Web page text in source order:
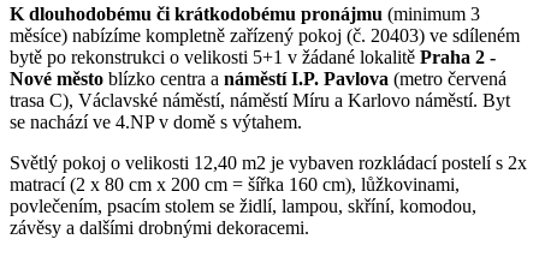
K dlouhodobému či krátkodobému pronájmu (minimum 3
měsíce) nabízíme kompletně zařízený pokoj (č. 20403) ve sdíleném
bytě po rekonstrukci o velikosti 5+1 v žádané lokalitě Praha 2 -
Nové město blízko centra a náměstí I.P. Pavlova (metro červená
trasa C), Václavské náměstí, náměstí Míru a Karlovo náměstí. Byt
se nachází ve 4.NP v domě s výtahem.
Světlý pokoj o velikosti 12,40 m2 je vybaven rozkládací postelí s 2x
matrací (2 x 80 cm x 200 cm = šířka 160 cm), lůžkovinami,
povlečením, psacím stolem se židlí, lampou, skříní, komodou,
závěsy a dalšími drobnými dekoracemi.